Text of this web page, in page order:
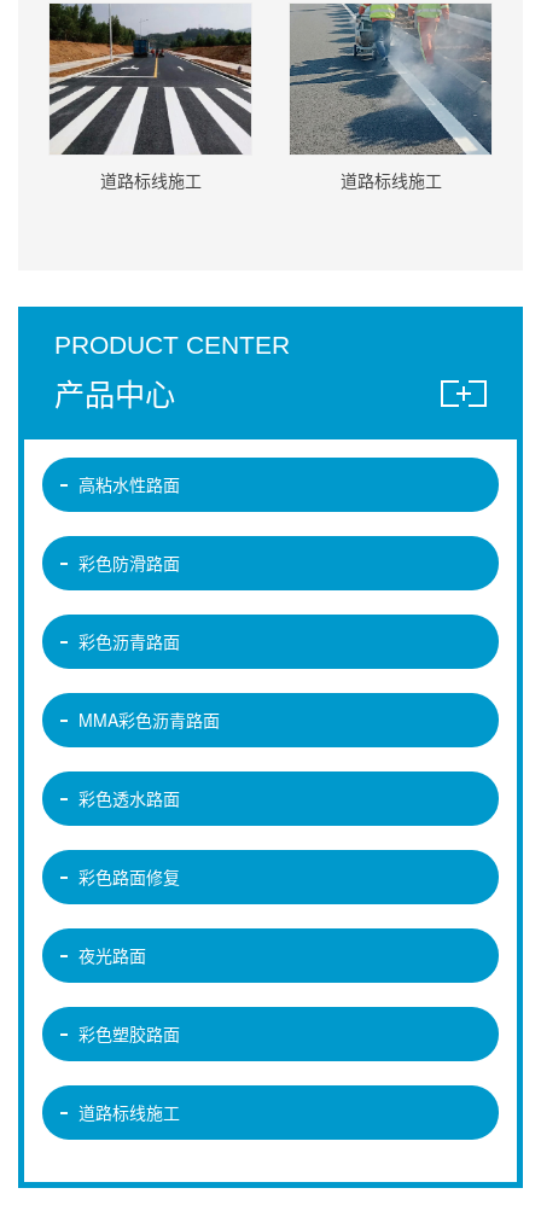
道路标线施工 道路标线施工
PRODUCT CENTER
产品中心
高粘水性路面
彩色防滑路面
彩色沥青路面
MMA彩色沥青路面
彩色透水路面
彩色路面修复
夜光路面
彩色塑胶路面
道路标线施工